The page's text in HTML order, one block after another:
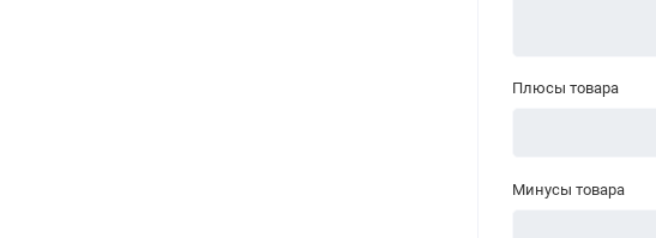
Плюсы товара
Минусы товара